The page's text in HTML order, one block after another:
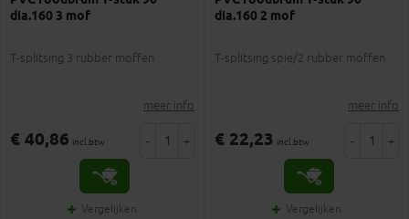
dia.160 3 mof
T-splitsing 3 rubber moffen
meer info
€ 40,86 incl.btw - +
Vergelijken
dia.160 2 mof
T-splitsing spie/2 rubber moffen
meer info
€ 22,23 incl.btw - +
Vergelijken